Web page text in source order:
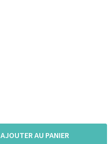
AJOUTER AU PANIER